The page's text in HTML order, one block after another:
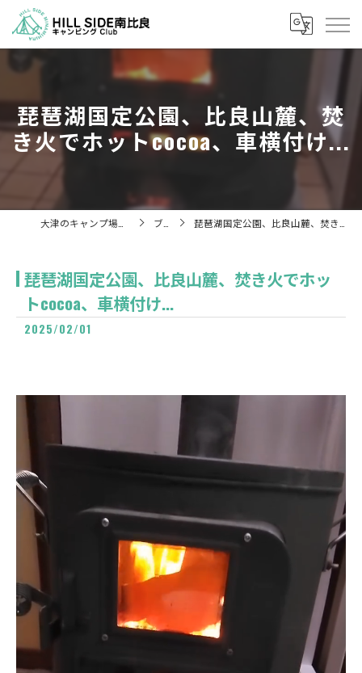
琵琶湖国定公園、比良山麓、焚
き火でホットcocoa、車横付け...
ブログ 琵琶湖国定公園、比良山麓、焚き火でホットcocoa、車横付け...
琵琶湖国定公園、比良山麓、焚き火でホッ
トcocoa、車横付け...
2025/02/01